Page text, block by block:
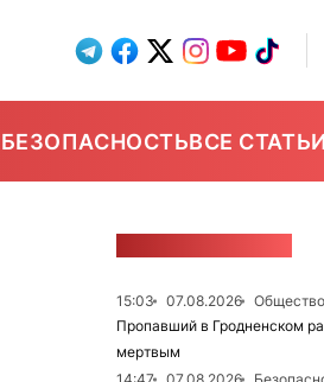
БЕЗОПАСНОСТЬВСЕ СТАТЬИ
15:03 07.08.2026
Общество
Пропавший в Гродненском
мертвым